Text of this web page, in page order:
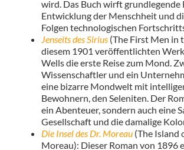
wird. Das Buch wirft grundlegende
Entwicklung der Menschheit und
Folgen technologischen
Jenseits des Sirius(The First Men in
diesem 1901 veröffentlichten
Wells die erste Reise zum Mond.
Wissenschaftler und ein
eine bizarre Mondwelt mit
Bewohnern, den Seleniten. Der
ein Abenteuer, sondern auch eine
Gesellschaft und die damalige
Die Insel des Dr. Moreau(The Island
Moreau): Dieser Roman von 1896